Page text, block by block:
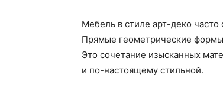
Мебель в стиле арт-деко
Прямые геометрические формы
Это сочетание изысканных
и по-настоящему стильной.